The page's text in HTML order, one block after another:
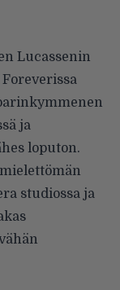
Lucassenin
ja
loputon.
studiossa ja